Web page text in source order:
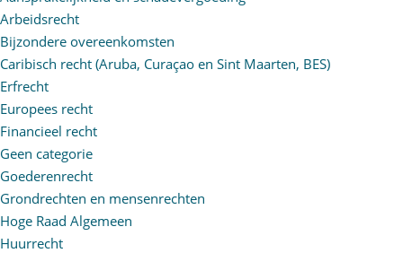
Arbeidsrecht
Bijzondere overeenkomsten
Caribisch recht (Aruba, Curaçao en Sint Maarten, BES)
Erfrecht
Europees recht
Financieel recht
Geen categorie
Goederenrecht
Grondrechten en mensenrechten
Hoge Raad Algemeen
Huurrecht